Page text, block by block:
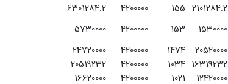
6301284.2
4200000 155 2101284.2
5730000
4200000 153 1530000
24720000
4200000 1474 20520000
20519232
4200000 1034 16319232
16620000
4200000 1021 12420000